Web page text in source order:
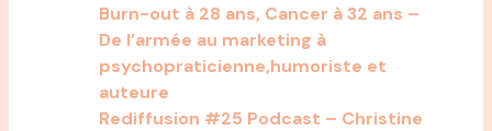
Burn-out à 28 ans, Cancer à 32 ans –
De l’armée au marketing à
psychopraticienne,humoriste et
auteure
Rediffusion #25 Podcast – Christine